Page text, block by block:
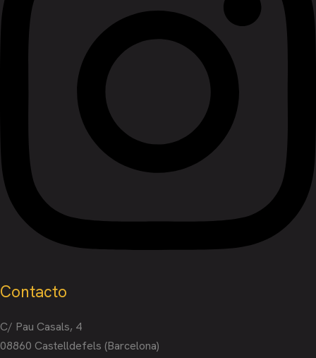
Contacto
C/ Pau Casals, 4
08860 Castelldefels (Barcelona)